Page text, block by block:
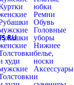
худи
юбки
Ремни
Обувь
Головные
уборы
Нижнее
белье,
носки
Аксессуары
и